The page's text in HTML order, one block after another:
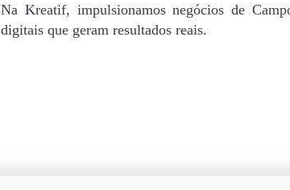
Na Kreatif, impulsionamos negócios de
digitais que geram resultados reais.